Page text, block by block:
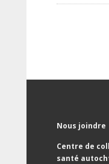
Nous joindre
Centre de
santé